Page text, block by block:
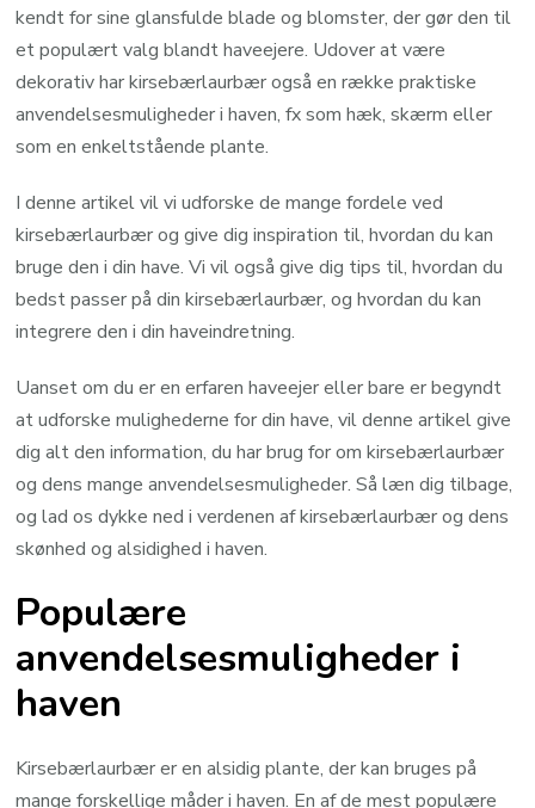
kendt for sine glansfulde blade og blomster, der gør den til
et populært valg blandt haveejere. Udover at være
dekorativ har kirsebærlaurbær også en række praktiske
anvendelsesmuligheder i haven, fx som hæk, skærm eller
som en enkeltstående plante.
I denne artikel vil vi udforske de mange fordele ved
kirsebærlaurbær og give dig inspiration til, hvordan du kan
bruge den i din have. Vi vil også give dig tips til, hvordan du
bedst passer på din kirsebærlaurbær, og hvordan du kan
integrere den i din haveindretning.
Uanset om du er en erfaren haveejer eller bare er begyndt
at udforske mulighederne for din have, vil denne artikel give
dig alt den information, du har brug for om kirsebærlaurbær
og dens mange anvendelsesmuligheder. Så læn dig tilbage,
og lad os dykke ned i verdenen af kirsebærlaurbær og dens
skønhed og alsidighed i haven.
Populære
anvendelsesmuligheder i
haven
Kirsebærlaurbær er en alsidig plante, der kan bruges på
mange forskellige måder i haven. En af de mest populære